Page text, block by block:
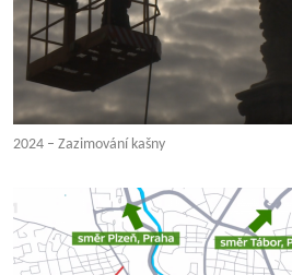
2024 – Zazimování kašny